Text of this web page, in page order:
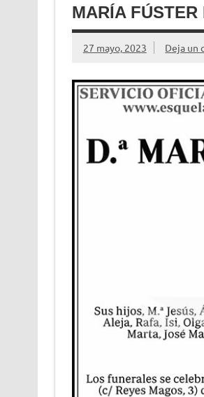
MARÍA
27 mayo, 2023 Deja un